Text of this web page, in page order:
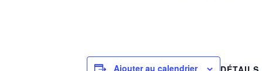
Ajouter au calendrier